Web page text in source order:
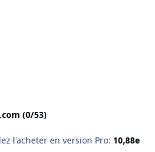
(0/53)
l'acheter en version Pro: 10,88e